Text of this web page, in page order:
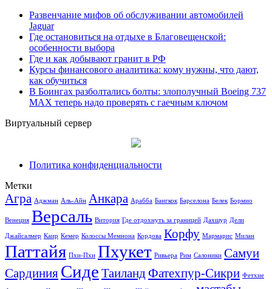
Развенчание мифов об обслуживании автомобилей
Jaguar
Где остановиться на отдыхе в Благовещенской:
особенности выбора
Где и как добывают гранит в РФ
Курсы финансового аналитика: кому нужны, что дают,
как обучиться
В Боингах разболтались болты: злополучный Boeing 737
MAX теперь надо проверять с гаечным ключом
Виртуальный сервер
Политика конфиденциальности
Метки
Агра Аджман Аль-Айн Анкара Арабба Бангкок Барселона Белек Бормио
Венеция Версаль Витория Где отдохнуть за границей Дахшур Дели
Джайсалмер Каир Кемер Колоссы Мемнона Кордова Корфу Мармарис Милан
Паттайя Пхи-Пхи Пхукет Ривьера Рим Салоники Самуи
Сардиния Сиде Таиланд Фатехпур-Сикри Фетхие